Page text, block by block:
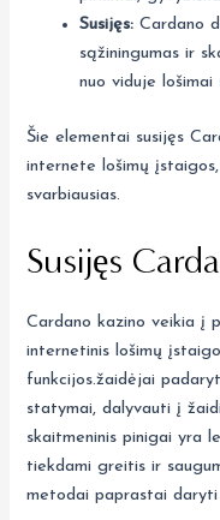
Susijęs: Cardano
sąžiningumas ir
nuo viduje lošimai
Šie elementai susijęs
internete lošimų
svarbiausias.
Susijęs
Cardano kazino veikia į
internetinis lošimų
funkcijos.žaidėjai
statymai, dalyvauti į
skaitmeninis pinigai yra
tiekdami greitis ir
metodai paprastai daryti